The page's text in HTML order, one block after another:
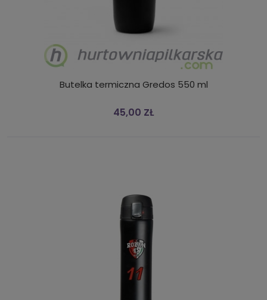
Butelka termiczna Gredos 550 ml
45,00 ZŁ